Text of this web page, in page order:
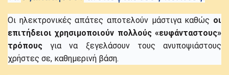
Οι ηλεκτρονικές απάτες αποτελούν μάστιγα καθώς οι
επιτήδειοι χρησιμοποιούν πολλούς «ευφάνταστους»
τρόπους για να ξεγελάσουν τους ανυποψιάστους
χρήστες σε, καθημερινή βάση.